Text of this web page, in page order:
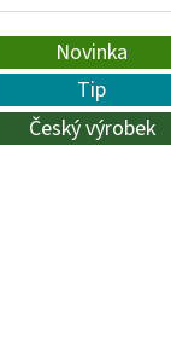
Novinka
Tip
Český výrobek